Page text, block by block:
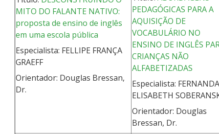
MITO DO FALANTE NATIVO:
proposta de ensino de inglês
em uma escola pública
Especialista: FELLIPE FRANÇA
GRAEFF
Orientador: Douglas Bressan,
Dr.
PEDAGÓGICAS PARA A
AQUISIÇÃO DE
VOCABULÁRIO NO
ENSINO DE INGLÊS
CRIANÇAS NÃO
ALFABETIZADAS
Especialista: FERNANDA
ELISABETH
Orientador: Douglas
Bressan, Dr.